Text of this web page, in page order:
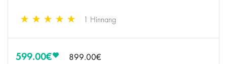
1 Hinnang
599.00€ 899.00€